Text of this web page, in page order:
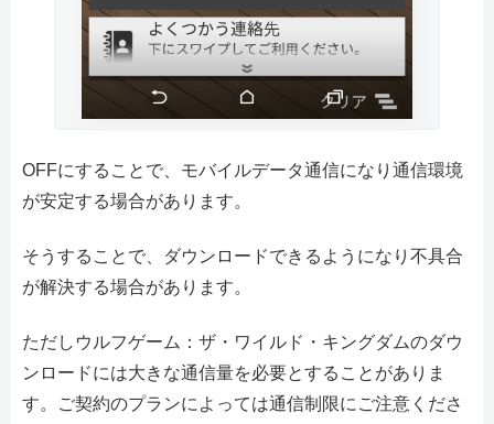
OFFにすることで、モバイルデータ通信になり通信環境
が安定する場合があります。
そうすることで、ダウンロードできるようになり不具合
が解決する場合があります。
ただしウルフゲーム：ザ・ワイルド・キングダムのダウ
ンロードには大きな通信量を必要とすることがありま
す。ご契約のプランによっては通信制限にご注意くださ